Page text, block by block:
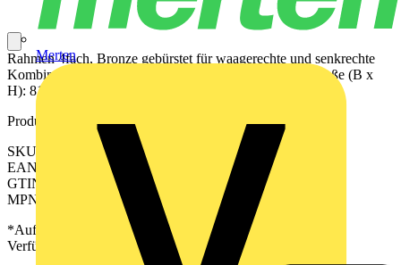
Merten
Rahmen 4fach, Bronze gebürstet für waagerechte und senkrechte
Kombination IP20 Material: Metall, PVD-beschichtet Maße (B x
H): 81 x 294 mm
Produktkennzeichen
SKU: BRG2984
EAN: 4011377373594
GTIN: 4011377373594
MPN: BRG 2984
*Auf Anfrage verfügbar - bitte in den Warenkorb legen, um
Verfügbarkeit zu prüfen